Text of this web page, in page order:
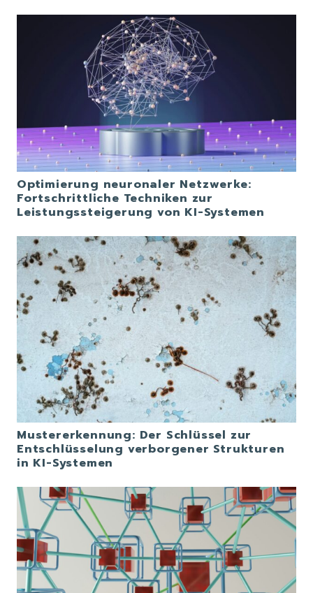
Optimierung neuronaler Netzwerke:
Fortschrittliche Techniken zur
Leistungssteigerung von KI-Systemen
Mustererkennung: Der Schlüssel zur
Entschlüsselung verborgener Strukturen
in KI-Systemen